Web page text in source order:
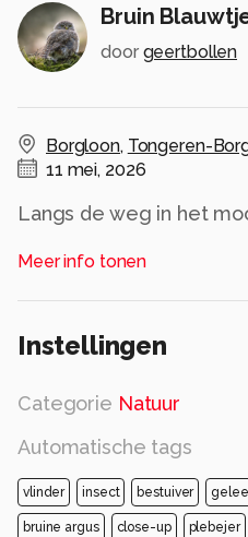
Bruin
door geertbollen
Borgloon, Tongeren-
11 mei, 2026
Langs de weg in het
Meer info tonen
Instellingen
Categorie Natuur
Automatische tags
vlinder insect bestuiver
bruine argus close-up plebejer